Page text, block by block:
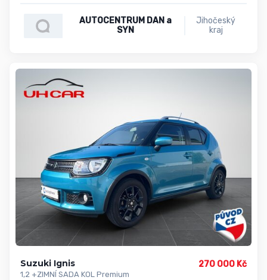
AUTOCENTRUM DAN a
SYN
Jihočeský
kraj
Suzuki Ignis
1,2 +ZIMNÍ SADA KOL Premium
270 000 Kč